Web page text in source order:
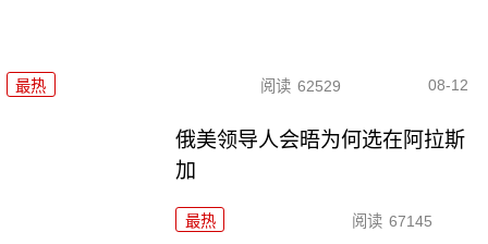
最热 阅读 62529 08-12
俄美领导人会晤为何选在阿拉斯
加
最热 阅读 67145